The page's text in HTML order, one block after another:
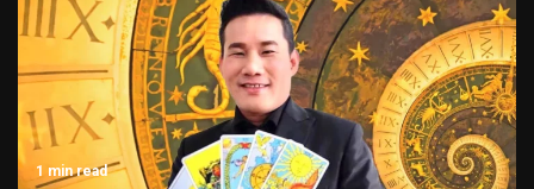
1 min read